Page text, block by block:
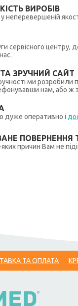
ВИРОБІВ
неперевершеній
сервісного
ЗРУЧНИЙ САЙТ
ми розробили
нам, або ж
дуже оперативно і
ПОВЕРНЕННЯ
причин Вам не
ТА ОПЛАТА